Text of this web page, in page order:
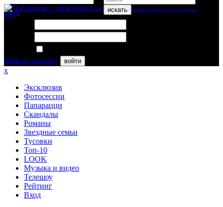
искать
вход
Забыли пароль?
войти
x
Эксклюзив
Фотосессии
Папарацци
Скандалы
Романы
Звездные семьи
Тусовки
Топ-10
LOOK
Музыка и видео
Телешоу
Рейтинг
Вход